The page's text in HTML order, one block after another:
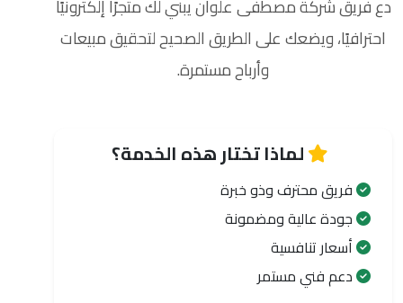
دع فريق شركة مصطفى علوان يبني لك متجرًا إلكترونيًا
احترافيًا، ويضعك على الطريق الصحيح لتحقيق مبيعات
وأرباح مستمرة.
لماذا تختار هذه الخدمة؟
فريق محترف وذو خبرة
جودة عالية ومضمونة
أسعار تنافسية
دعم فني مستمر